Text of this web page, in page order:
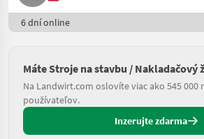
6 dní online
Máte Stroje na stavbu / Nakladačový
Na Landwirt.com oslovíte viac ako 545 000
používateľov.
Inzerujte zdarma